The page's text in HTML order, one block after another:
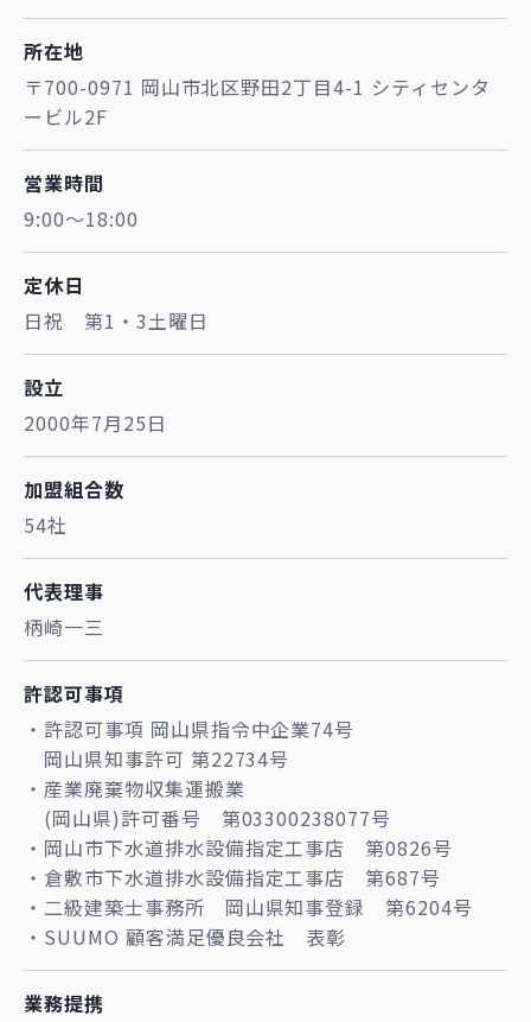
所在地
〒700-0971 岡山市北区野田2丁目4-1 シティセンタ
ービル2F
営業時間
9:00～18:00
定休日
日祝 第1・3土曜日
設立
2000年7月25日
加盟組合数
54社
代表理事
柄崎一三
許認可事項
・許認可事項 岡山県指令中企業74号
岡山県知事許可 第22734号
・産業廃棄物収集運搬業
(岡山県)許可番号 第03300238077号
・岡山市下水道排水設備指定工事店 第0826号
・倉敷市下水道排水設備指定工事店 第687号
・二級建築士事務所 岡山県知事登録 第6204号
・SUUMO 顧客満足優良会社 表彰
業務提携